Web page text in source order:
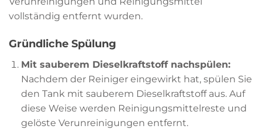
vollständig entfernt wurden.
Gründliche Spülung
Mit sauberem Dieselkraftstoff nachspülen:
Nachdem der Reiniger eingewirkt hat, spülen Sie
den Tank mit sauberem Dieselkraftstoff aus. Auf
diese Weise werden Reinigungsmittelreste und
gelöste Verunreinigungen entfernt.